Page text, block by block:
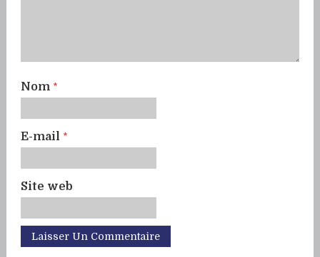
Nom *
E-mail *
Site web